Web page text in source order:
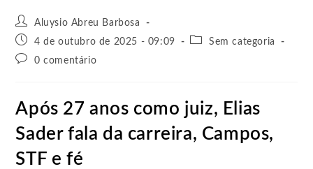
Aluysio Abreu Barbosa
4 de outubro de 2025 - 09:09
Sem categoria
0 comentário
Após 27 anos como juiz, Elias
Sader fala da carreira, Campos,
STF e fé